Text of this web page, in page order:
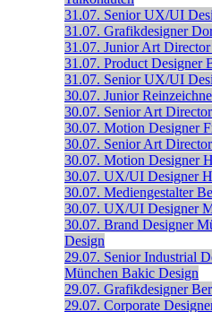
31.07. Senior UX/UI
31.07. Grafikdesigner
31.07. Junior Art Director
31.07. Product Designer
31.07. Senior UX/UI
30.07. Junior
30.07. Senior Art Director
30.07. Motion Designer
30.07. Senior Art Director
30.07. Motion Designer
30.07. UX/UI Designer
30.07. Mediengestalter
30.07. UX/UI Designer
30.07. Brand Designer
Design
29.07. Senior Industrial
München Bakic Design
29.07. Grafikdesigner
29.07. Corporate